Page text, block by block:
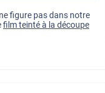
figure pas dans notre
film teinté à la découpe